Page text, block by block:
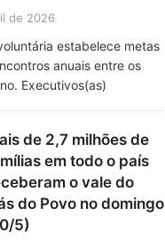
de 2026
estabelece metas
anuais entre os
Executivos(as)
de 2,7 milhões de
em todo o país
o vale do
do Povo no domingo
5)